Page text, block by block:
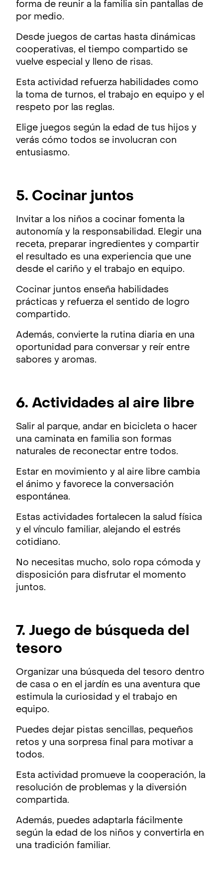
forma de reunir a la familia sin pantallas de
por medio.
Desde juegos de cartas hasta dinámicas
cooperativas, el tiempo compartido se
vuelve especial y lleno de risas.
Esta actividad refuerza habilidades como
la toma de turnos, el trabajo en equipo y el
respeto por las reglas.
Elige juegos según la edad de tus hijos y
verás cómo todos se involucran con
entusiasmo.
5. Cocinar juntos
Invitar a los niños a cocinar fomenta la
autonomía y la responsabilidad. Elegir una
receta, preparar ingredientes y compartir
el resultado es una experiencia que une
desde el cariño y el trabajo en equipo.
Cocinar juntos enseña habilidades
prácticas y refuerza el sentido de logro
compartido.
Además, convierte la rutina diaria en una
oportunidad para conversar y reír entre
sabores y aromas.
6. Actividades al aire libre
Salir al parque, andar en bicicleta o hacer
una caminata en familia son formas
naturales de reconectar entre todos.
Estar en movimiento y al aire libre cambia
el ánimo y favorece la conversación
espontánea.
Estas actividades fortalecen la salud física
y el vínculo familiar, alejando el estrés
cotidiano.
No necesitas mucho, solo ropa cómoda y
disposición para disfrutar el momento
juntos.
7. Juego de búsqueda del
tesoro
Organizar una búsqueda del tesoro dentro
de casa o en el jardín es una aventura que
estimula la curiosidad y el trabajo en
equipo.
Puedes dejar pistas sencillas, pequeños
retos y una sorpresa final para motivar a
todos.
Esta actividad promueve la cooperación, la
resolución de problemas y la diversión
compartida.
Además, puedes adaptarla fácilmente
según la edad de los niños y convertirla en
una tradición familiar.